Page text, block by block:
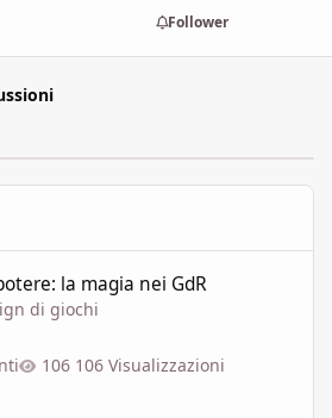
Follower
la magia nei GdR
di giochi
106 Visualizzazioni